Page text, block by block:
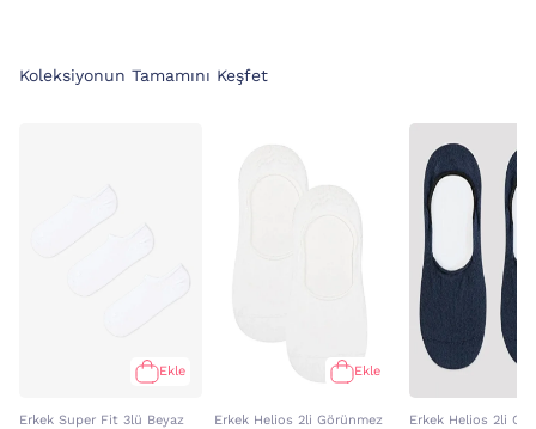
Koleksiyonun Tamamını Keşfet
Ekle
Erkek Super Fit 3lü Beyaz
Ekle
Erkek Helios 2li Görünmez
Erkek Helios 2li